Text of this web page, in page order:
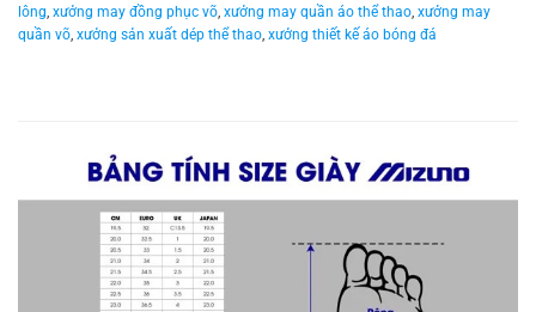
lông, xưởng may đồng phục võ, xưởng may quần áo thể thao, xưởng may
quần võ, xưởng sản xuất dép thể thao, xưởng thiết kế áo bóng đá